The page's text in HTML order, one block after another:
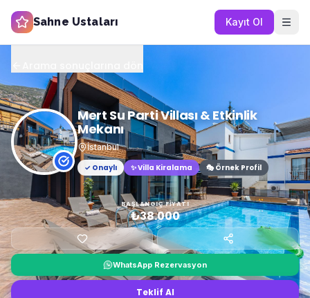
Sahne Ustaları Kayıt Ol
Mert Su Parti Villası & Etkinlik
Mekanı
İstanbul
✓ Onaylı
✨Villa Kiralama 🎭 Örnek Profil
BAŞLANGIÇ FIYATI
₺38.000
WhatsApp Rezervasyon
Teklif Al